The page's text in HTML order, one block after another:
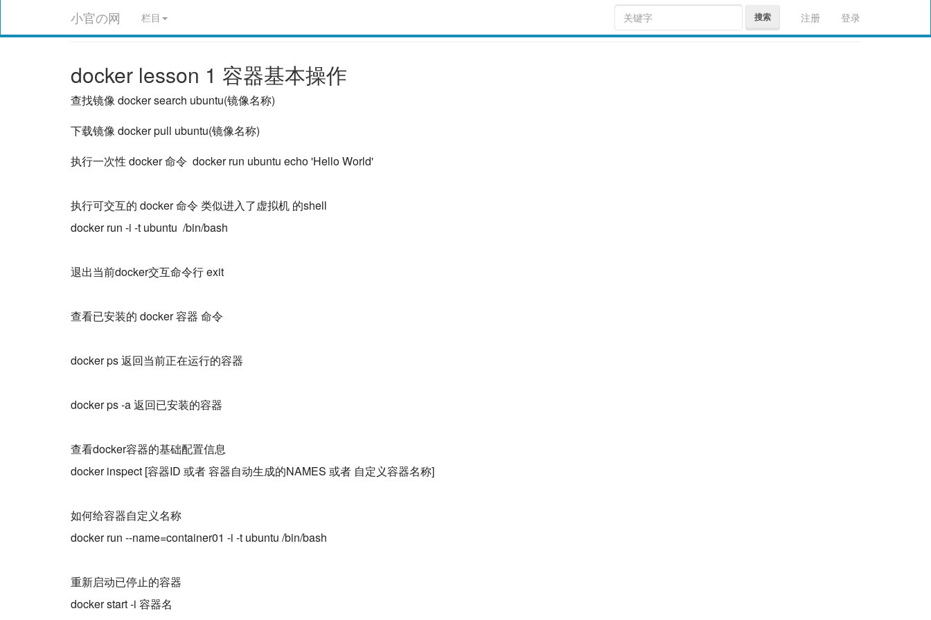
小官の网 栏目 注册 登录
搜索
docker lesson 1 容器基本操作
查找镜像 docker search ubuntu(镜像名称)
下载镜像 docker pull ubuntu(镜像名称)
执行一次性 docker 命令 docker run ubuntu echo 'Hello World'
执行可交互的 docker 命令 类似进入了虚拟机 的shell
docker run -i -t ubuntu /bin/bash
退出当前docker交互命令行 exit
查看已安装的 docker 容器 命令
docker ps 返回当前正在运行的容器
docker ps -a 返回已安装的容器
查看docker容器的基础配置信息
docker inspect [容器ID 或者 容器自动生成的NAMES 或者 自定义容器名称]
如何给容器自定义名称
docker run --name=container01 -i -t ubuntu /bin/bash
重新启动已停止的容器
docker start -i 容器名